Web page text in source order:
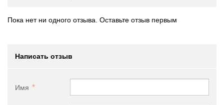
Пока нет ни одного отзыва. Оставьте отзыв первым
Написать отзыв
Имя